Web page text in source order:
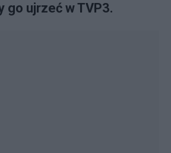
go ujrzeć w TVP3.